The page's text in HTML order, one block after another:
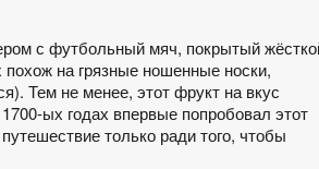
с футбольный мяч, покрытый
на грязные ношенные носки,
Тем не менее, этот фрукт на вкус
ых годах впервые попробовал этот
только ради того, чтобы